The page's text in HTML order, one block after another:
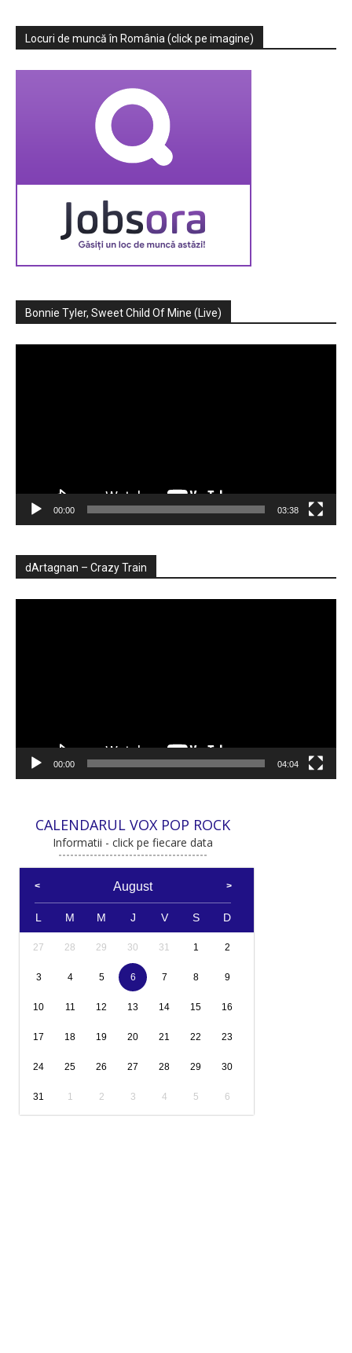
Locuri de muncă în România (click pe imagine)
Bonnie Tyler, Sweet Child Of Mine (Live)
00:00 03:38
dArtagnan – Crazy Train
00:00 04:04
CALENDARUL VOX POP ROCK
Informatii - click pe fiecare data
August
L M M J V S D
27 28 29 30 31 1 2
3 4 5 6 7 8 9
10 11 12 13 14 15 16
17 18 19 20 21 22 23
24 25 26 27 28 29 30
31 1 2 3 4 5 6